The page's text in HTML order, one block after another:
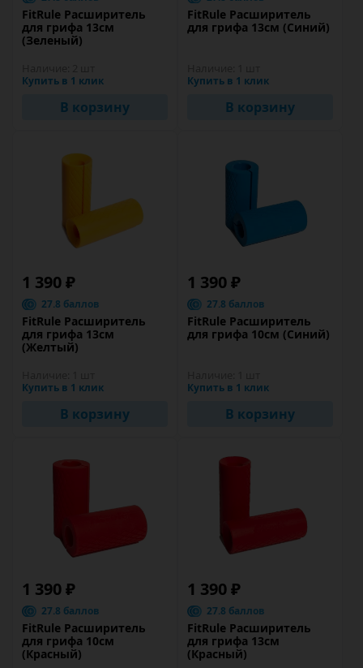
FitRule Расширитель
для грифа 13см
(Зеленый)
Купить в 1 клик
В корзину
FitRule Расширитель
для грифа 13см (Синий)
Купить в 1 клик
В корзину
1 390 ₽
27.8 баллов
FitRule Расширитель
для грифа 13см
(Желтый)
Купить в 1 клик
В корзину
1 390 ₽
27.8 баллов
FitRule Расширитель
для грифа 10см (Синий)
Купить в 1 клик
В корзину
1 390 ₽
27.8 баллов
FitRule Расширитель
для грифа 10см
(Красный)
1 390 ₽
27.8 баллов
FitRule Расширитель
для грифа 13см
(Красный)